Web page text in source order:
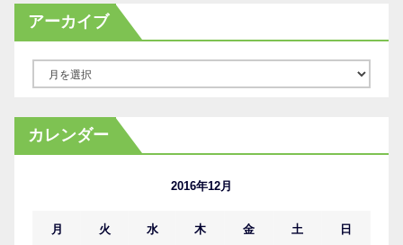
アーカイブ
カ
イ
カレンダー
2016年12月
月 火 水 木 金 土 日